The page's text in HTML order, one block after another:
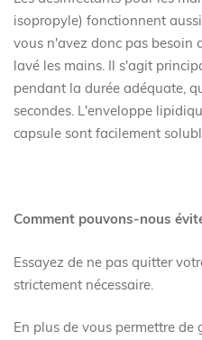
isopropyle) fonctionnent
vous n'avez donc pas besoin
lavé les mains. Il s'agit
pendant la durée adéquate,
secondes. L'enveloppe
capsule sont facilement
Comment pouvons-nous
Essayez de ne pas quitter
strictement nécessaire.
En plus de vous permettre de